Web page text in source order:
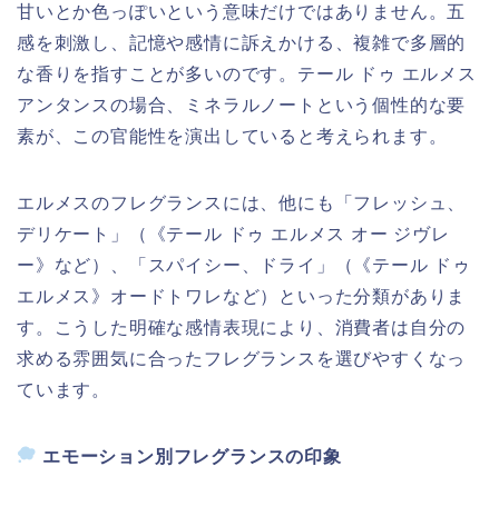
甘いとか色っぽいという意味だけではありません。五
感を刺激し、記憶や感情に訴えかける、複雑で多層的
な香りを指すことが多いのです。テール ドゥ エルメス
アンタンスの場合、ミネラルノートという個性的な要
素が、この官能性を演出していると考えられます。
エルメスのフレグランスには、他にも「フレッシュ、
デリケート」（《テール ドゥ エルメス オー ジヴレ
ー》など）、「スパイシー、ドライ」（《テール ドゥ
エルメス》オードトワレなど）といった分類がありま
す。こうした明確な感情表現により、消費者は自分の
求める雰囲気に合ったフレグランスを選びやすくなっ
ています。
エモーション別フレグランスの印象